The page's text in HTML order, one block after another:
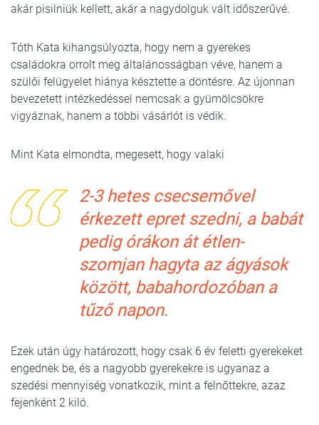
akár pisilniük kellett, akár a nagydolguk vált időszerűvé.
Tóth Kata kihangsúlyozta, hogy nem a gyerekes
családokra orrolt meg általánosságban véve, hanem a
szülői felügyelet hiánya késztette a döntésre. Az újonnan
bevezetett intézkedéssel nemcsak a gyümölcsökre
vigyáznak, hanem a többi vásárlót is védik.
Mint Kata elmondta, megesett, hogy valaki
2-3 hetes csecsemővel
érkezett epret szedni, a babát
pedig órákon át étlen-
szomjan hagyta az ágyások
között, babahordozóban a
tűző napon.
Ezek után úgy határozott, hogy csak 6 év feletti gyerekeket
engednek be, és a nagyobb gyerekekre is ugyanaz a
szedési mennyiség vonatkozik, mint a felnőttekre, azaz
fejenként 2 kiló.